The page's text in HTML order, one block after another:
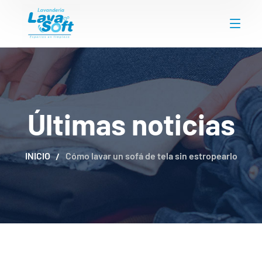
INICIO Cómo lavar un sofá de tela sin estropearlo
Últimas noticias